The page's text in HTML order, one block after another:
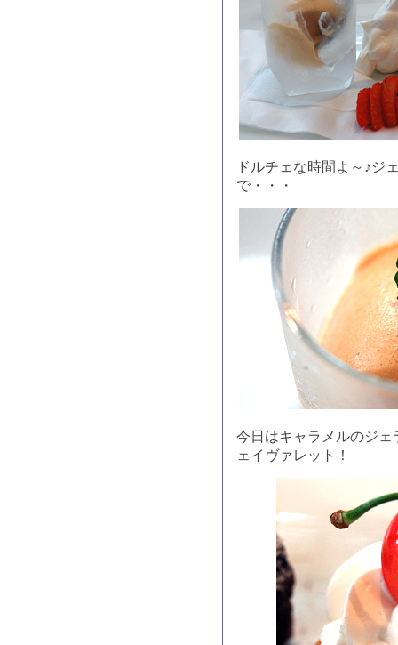
ドルチェな時間よ～♪ジ
で・・・
今日はキャラメルのジ
ェイヴァレット！